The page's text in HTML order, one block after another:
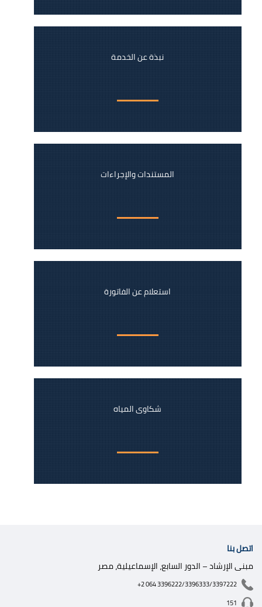
نبذة عن الخدمة
المستندات والإجراءات
استعلام عن الفاتورة
شكاوى المياه
اتصل بنا
مبنى الإرشاد – الدور السابع، الإسماعيلية، مصر
+2 064 3396222/3396333/3397222
151